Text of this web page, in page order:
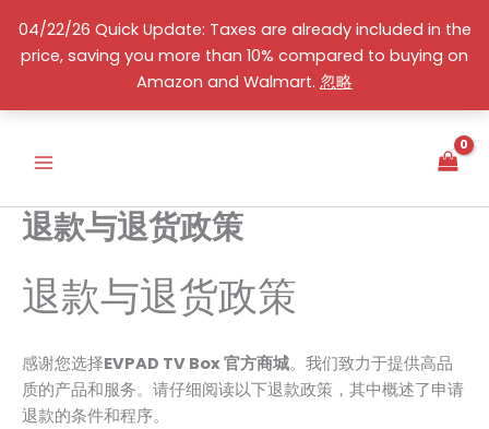
04/22/26 Quick Update: Taxes are already included in the
price, saving you more than 10% compared to buying on
Amazon and Walmart. 忽略
简体中文
退款与退货政策
退款与退货政策
感谢您选择EVPAD TV Box 官方商城。我们致力于提供高品
质的产品和服务。请仔细阅读以下退款政策，其中概述了申请
退款的条件和程序。